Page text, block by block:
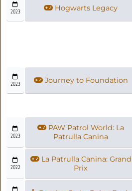
2023 Hogwarts Legacy
2023 Journey to Foundation
2023
PAW Patrol World: La
Patrulla Canina
2022
La Patrulla Canina: Grand
Prix